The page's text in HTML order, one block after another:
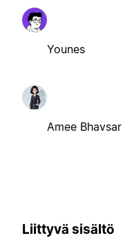
Younes
Amee Bhavsar
Liittyvä sisältö